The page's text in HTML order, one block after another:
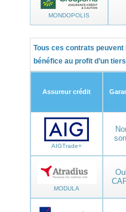
MONDOPOLIS
Tous ces contrats peuvent
bénéfice au profit d’un tiers
Assureur crédit
AIGTrade+
MODULA